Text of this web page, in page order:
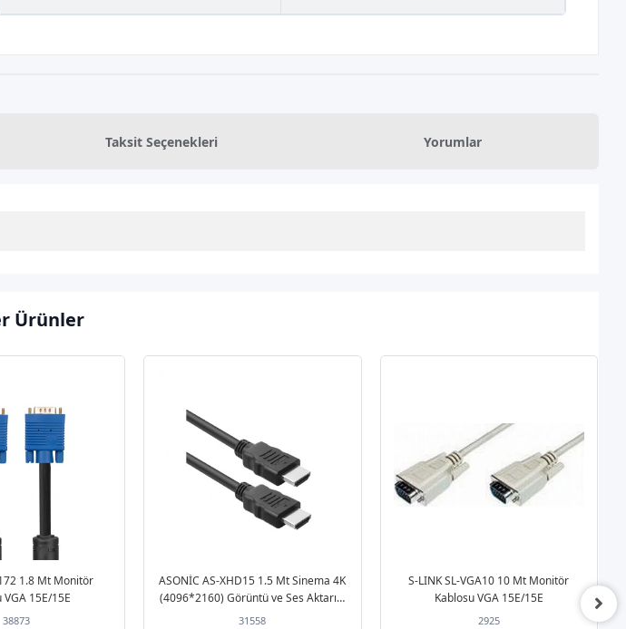
Taksit Seçenekleri Yorumlar
Ürünler
1.8 Mt Monitör
VGA 15E/15E
38873
ASONİC AS-XHD15 1.5 Mt Sinema 4K
(4096*2160) Görüntü ve Ses Aktarıcı
HDMI TO HDMI Kablo
31558
S-LINK SL-VGA10 10 Mt Monitör
Kablosu VGA 15E/15E
2925